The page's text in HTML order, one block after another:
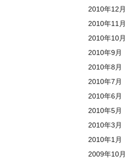
2010年12月
2010年11月
2010年10月
2010年9月
2010年8月
2010年7月
2010年6月
2010年5月
2010年3月
2010年1月
2009年10月